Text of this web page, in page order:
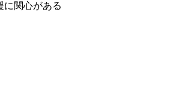
に関心がある